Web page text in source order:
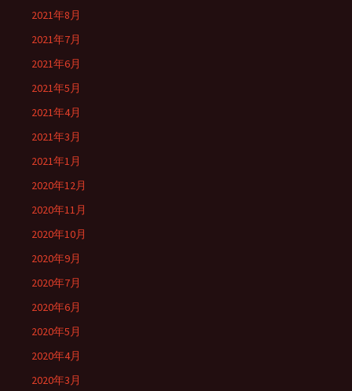
2021年8月
2021年7月
2021年6月
2021年5月
2021年4月
2021年3月
2021年1月
2020年12月
2020年11月
2020年10月
2020年9月
2020年7月
2020年6月
2020年5月
2020年4月
2020年3月